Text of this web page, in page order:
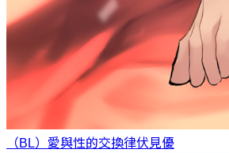
（BL）愛與性的交換律伏見優